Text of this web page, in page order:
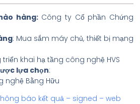
hàng:Công ty Cổ phần Chứng
: Mua sắm máy chủ, thiết bị mạng
triển khai hạ tầng công nghệ HVS
lựa chọn:
nghệ Bằng Hữu
báo kết quả – signed – web